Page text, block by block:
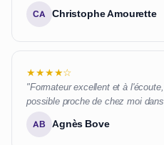
CA Christophe Amourette
★★★★☆
"Formateur excellent et à
possible proche de chez moi
AB Agnès Bove